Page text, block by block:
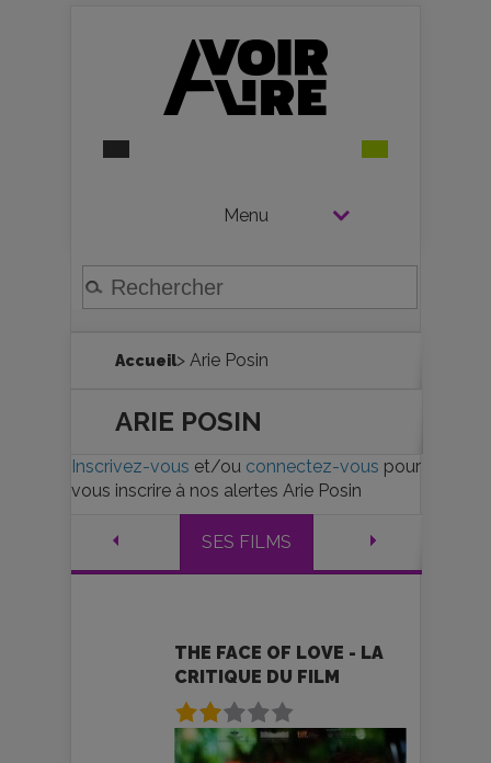
Menu
Accueil> Arie Posin
ARIE POSIN
Inscrivez-vous et/ou connectez-vous pour
vous inscrire à nos alertes Arie Posin
SES FILMS
THE FACE OF LOVE - LA
CRITIQUE DU FILM